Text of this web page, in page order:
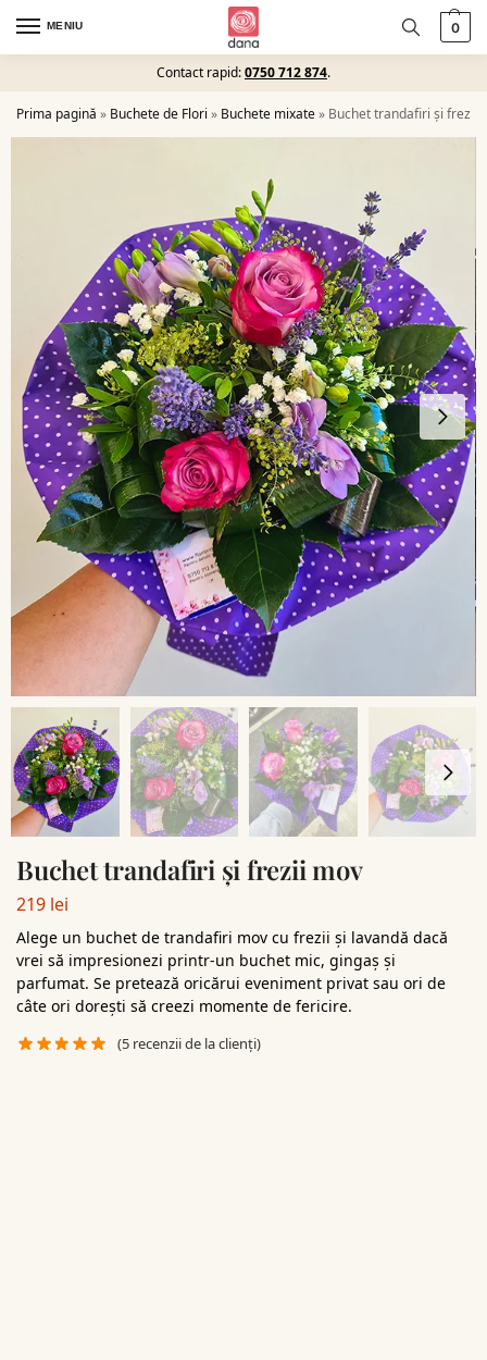
MENIU 0
Contact rapid:0750 712 874.
Prima pagină » Buchete de Flori » Buchete mixate» Buchet trandafiri și frezii
Buchet trandafiri și frezii mov
219 lei
Alege un buchet de trandafiri mov cu frezii și lavandă dacă
vrei să impresionezi printr-un buchet mic, gingaș și
parfumat. Se pretează oricărui eveniment privat sau ori de
câte ori dorești să creezi momente de fericire.
(5 recenzii de la clienți)